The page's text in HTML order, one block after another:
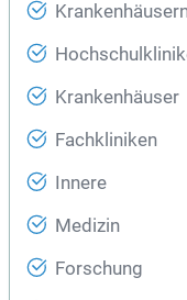
Krankenhäuser
Fachkliniken
Innere
Medizin
Forschung